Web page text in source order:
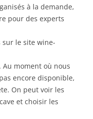
à la demande,
pour des experts
sur le site wine-
Au moment où nous
encore disponible,
On peut voir les
et choisir les